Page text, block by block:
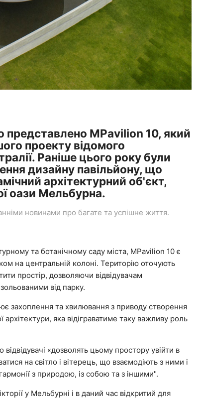
представлено MPavilion 10, який
проекту відомого
Раніше цього року були
дизайну павільйону, що
архітектурний об'єкт,
оази Мельбурна.
новинами про багате та успішне життя.
та ботанічному саду міста, MPavilion 10 є
на центральній колоні. Територію оточують
простір, дозволяючи відвідувачам
від парку.
захоплення та хвилювання з приводу створення
яка відіграватиме таку важливу роль
«дозволять цьому простору увійти в
на світло і вітерець, що взаємодіють з ними і
з природою, із собою та з іншими".
у Мельбурні і в даний час відкритий для